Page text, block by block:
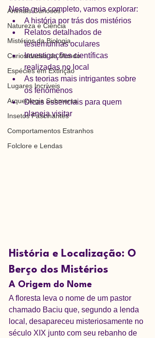
Animais Curiosos
Natureza e Ciência
Mistérios da Biologia
Curiosidades do Mundo
Espécies em Extinção
Lugares Incríveis
Arqueologia Submersa
Insetos Fascinantes
Comportamentos Estranhos
Folclore e Lendas
Neste guia completo, vamos explorar:
A história por trás dos mistérios
Relatos detalhados de
testemunhas oculares
Investigações científicas
realizadas no local
As teorias mais intrigantes sobre
os fenômenos
Dicas essenciais para quem
planeja visitar
História e Localização: O
Berço dos Mistérios
A Origem do Nome
A floresta leva o nome de um pastor
chamado Baciu que, segundo a lenda
local, desapareceu misteriosamente no
século XIX junto com seu rebanho de